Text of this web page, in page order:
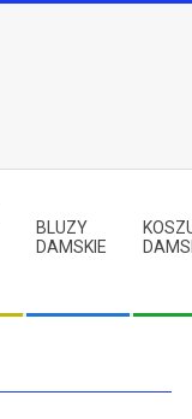
BLUZY
DAMSKIE